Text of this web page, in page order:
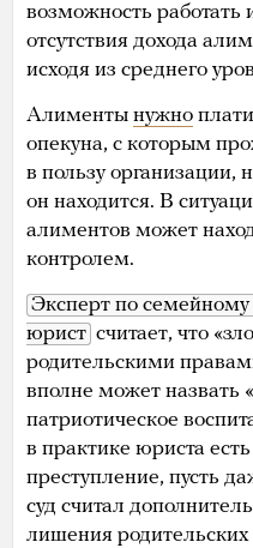
возможность работать
отсутствия дохода
исходя из среднего
Алименты нужно
опекуна, с которым
в пользу организации,
он находится. В
алиментов может
контролем.
Эксперт по
юрист считает, что
родительскими
вполне может назвать
патриотическое
в практике юриста
преступление, пусть
суд считал
лишения родительских